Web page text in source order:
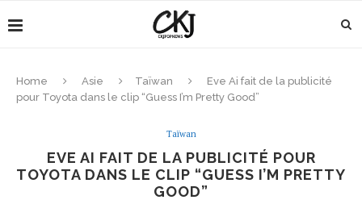
Home Asie Taïwan
Eve Ai fait de la publicité
pour Toyota dans le clip “Guess I’m Pretty Good”
Taïwan
EVE AI FAIT DE LA PUBLICITÉ POUR
TOYOTA DANS LE CLIP “GUESS I’M PRETTY
GOOD”